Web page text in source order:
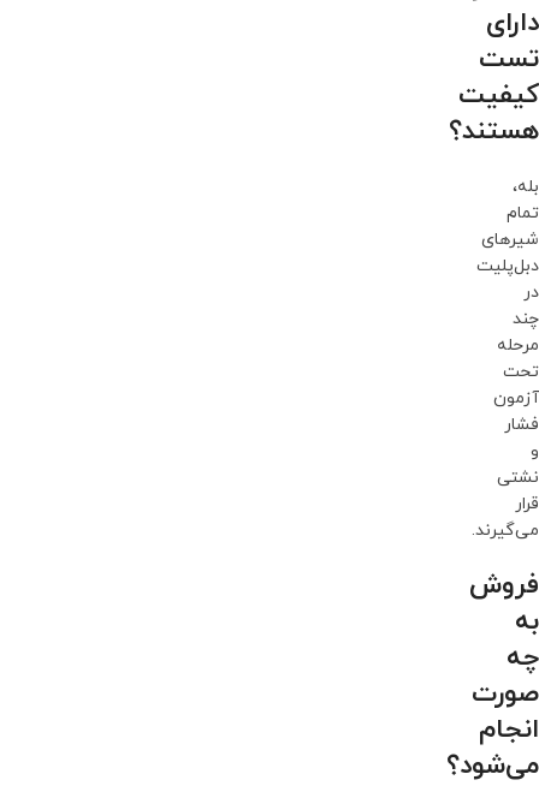
دارای
تست
کیفیت
هستند؟
بله،
تمام
شیرهای
دبل‌پلیت
در
چند
مرحله
تحت
آزمون
فشار
و
نشتی
قرار
می‌گیرند.
فروش
به
چه
صورت
انجام
می‌شود؟